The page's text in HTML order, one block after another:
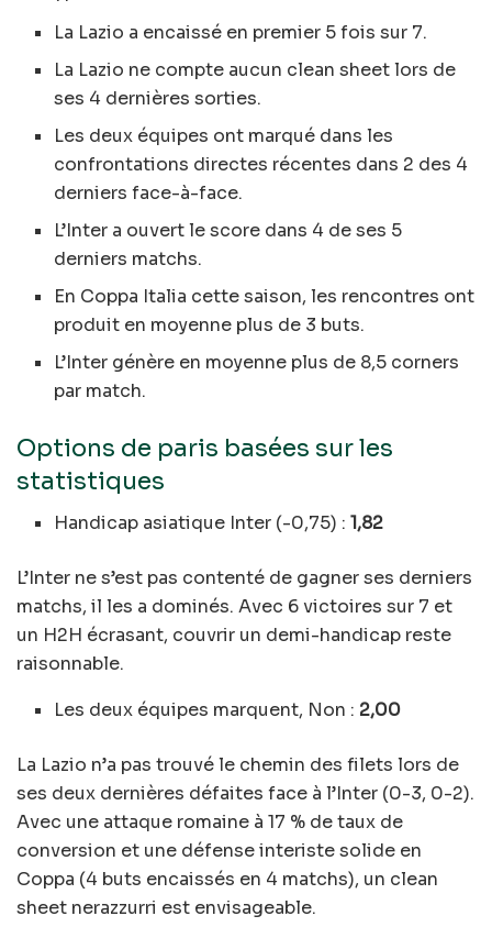
La Lazio a encaissé en premier 5 fois sur 7.
La Lazio ne compte aucun clean sheet lors de
ses 4 dernières sorties.
Les deux équipes ont marqué dans les
confrontations directes récentes dans 2 des 4
derniers face-à-face.
L’Inter a ouvert le score dans 4 de ses 5
derniers matchs.
En Coppa Italia cette saison, les rencontres ont
produit en moyenne plus de 3 buts.
L’Inter génère en moyenne plus de 8,5 corners
par match.
Options de paris basées sur les
statistiques
Handicap asiatique Inter (-0,75) :1,82
L’Inter ne s’est pas contenté de gagner ses derniers
matchs, il les a dominés. Avec 6 victoires sur 7 et
un H2H écrasant, couvrir un demi-handicap reste
raisonnable.
Les deux équipes marquent, Non : 2,00
La Lazio n’a pas trouvé le chemin des filets lors de
ses deux dernières défaites face à l’Inter (0-3, 0-2).
Avec une attaque romaine à 17 % de taux de
conversion et une défense interiste solide en
Coppa (4 buts encaissés en 4 matchs), un clean
sheet nerazzurri est envisageable.